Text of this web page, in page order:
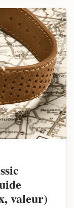
valeur)